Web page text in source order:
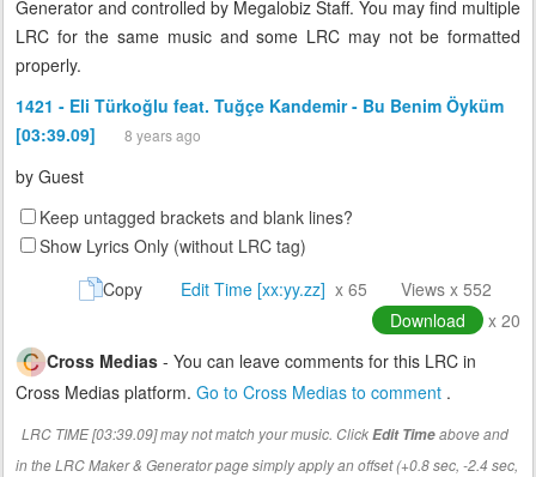
Generator and controlled by Megalobiz Staff. You may find multiple
LRC for the same music and some LRC may not be formatted
properly.
1421 - Eli Türkoğlu feat. Tuğçe Kandemir - Bu Benim Öyküm
[03:39.09]
8 years ago
by Guest
Keep untagged brackets and blank lines?
Show Lyrics Only (without LRC tag)
Copy
Edit Time [xx:yy.zz] x 65
Views x 552
Download
x 20
Cross Medias - You can leave comments for this LRC in
Cross Medias platform. Go to Cross Medias to comment .
LRC TIME [03:39.09] may not match your music. ClickEdit Timeabove and
in the LRC Maker & Generator page simply apply an offset (+0.8 sec, -2.4 sec,